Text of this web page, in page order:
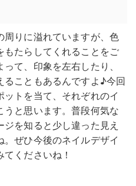
周りに溢れていますが、色
もたらしてくれることをご
て、印象を左右したり、
ることもあるんですよ♪今回
トを当て、それぞれのイ
うと思います。普段何気な
を知ると少し違った見え
ぜひ今後のネイルデザイ
くださいね！